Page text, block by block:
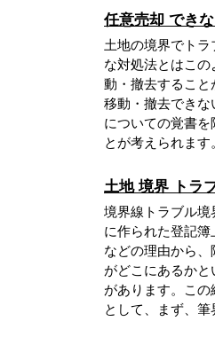
任意売却 でき
土地の境界でト
な対処法とはこ
動・撤去すること
移動・撤去できな
についての覚書を
とが考えられま
土地 境界 トラ
境界線トラブル
に作られた登記
などの理由から
がどこにあるか
があります。こ
として、まず、